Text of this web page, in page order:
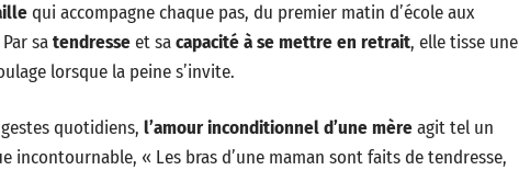
qui accompagne chaque pas, du premier matin d’école aux
satendresseet sacapacité à se mettre en retrait, elle tisse une
lorsque la peine s’invite.
quotidiens, l’amour inconditionnel d’une mèreagit tel un
incontournable, « Les bras d’une maman sont faits de tendresse,